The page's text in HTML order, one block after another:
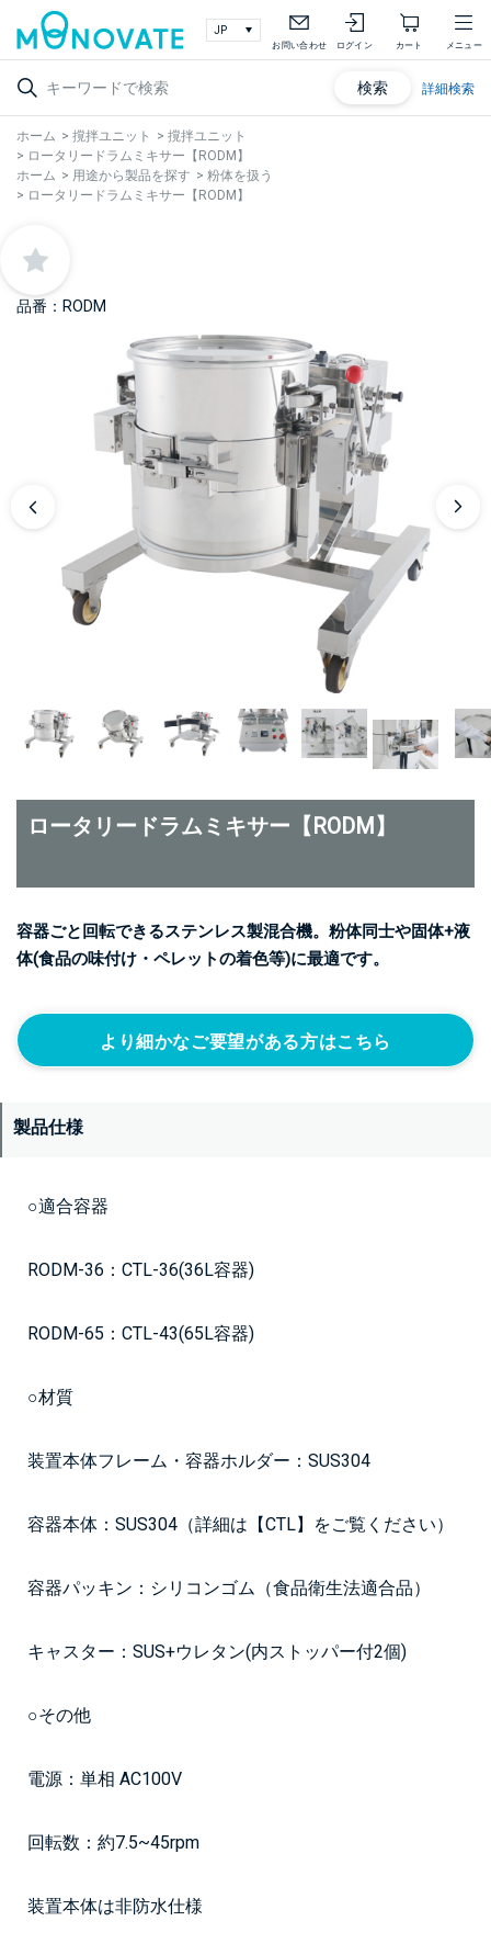
お問い合わせ ログイン カート メニュー
検索 詳細検索
ホーム > 撹拌ユニット > 撹拌ユニット
> ロータリードラムミキサー【RODM】
ホーム > 用途から製品を探す > 粉体を扱う
> ロータリードラムミキサー【RODM】
品番：RODM
ロータリードラムミキサー【RODM】
容器ごと回転できるステンレス製混合機。粉体同士や固体+液
体(食品の味付け・ペレットの着色等)に最適です。
より細かなご要望がある方はこちら
製品仕様
○適合容器
RODM-36：CTL-36(36L容器)
RODM-65：CTL-43(65L容器)
○材質
装置本体フレーム・容器ホルダー：SUS304
容器本体：SUS304（詳細は 【CTL】 をご覧ください）
容器パッキン：シリコンゴム（食品衛生法適合品）
キャスター：SUS+ウレタン(内ストッパー付2個)
○その他
電源：単相 AC100V
回転数：約7.5~45rpm
装置本体は非防水仕様